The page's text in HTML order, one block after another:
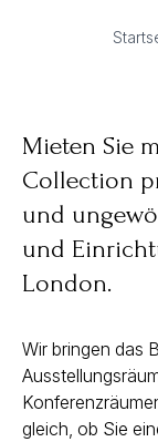
Mieten Sie
Collection
und
und
London.
Wir bringen das
gleich, ob Sie